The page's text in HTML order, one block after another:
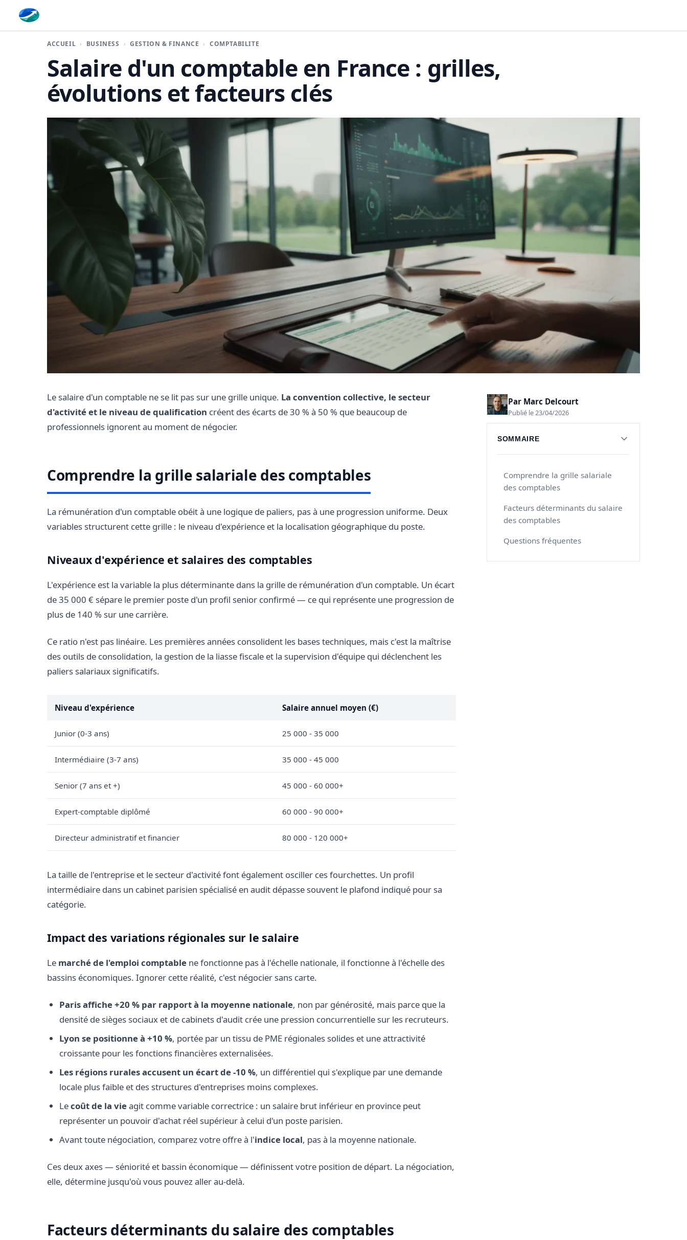
ACCUEIL BUSINESS GESTION & FINANCE COMPTABILITÉ
Salaire d'un comptable en France : grilles,
évolutions et facteurs clés
Par Marc Delcourt
Publié le 23/04/2026
SOMMAIRE
Comprendre la grille salariale
des comptables
Facteurs déterminants du salaire
des comptables
Questions fréquentes
Le salaire d'un comptable ne se lit pas sur une grille unique. La convention collective, le secteur
d'activité et le niveau de qualification créent des écarts de 30 % à 50 % que beaucoup de
professionnels ignorent au moment de négocier.
Comprendre la grille salariale des comptables
La rémunération d'un comptable obéit à une logique de paliers, pas à une progression uniforme. Deux
variables structurent cette grille : le niveau d'expérience et la localisation géographique du poste.
Niveaux d'expérience et salaires des comptables
L'expérience est la variable la plus déterminante dans la grille de rémunération d'un comptable. Un écart
de 35 000 € sépare le premier poste d'un profil senior confirmé — ce qui représente une progression de
plus de 140 % sur une carrière.
Ce ratio n'est pas linéaire. Les premières années consolident les bases techniques, mais c'est la maîtrise
des outils de consolidation, la gestion de la liasse fiscale et la supervision d'équipe qui déclenchent les
paliers salariaux significatifs.
Niveau d'expérience Salaire annuel moyen (€)
Junior (0-3 ans) 25 000 - 35 000
Intermédiaire (3-7 ans) 35 000 - 45 000
Senior (7 ans et +) 45 000 - 60 000+
Expert-comptable diplômé 60 000 - 90 000+
Directeur administratif et financier 80 000 - 120 000+
La taille de l'entreprise et le secteur d'activité font également osciller ces fourchettes. Un profil
intermédiaire dans un cabinet parisien spécialisé en audit dépasse souvent le plafond indiqué pour sa
catégorie.
Impact des variations régionales sur le salaire
Le marché de l'emploi comptable ne fonctionne pas à l'échelle nationale, il fonctionne à l'échelle des
bassins économiques. Ignorer cette réalité, c'est négocier sans carte.
Paris affiche +20 % par rapport à la moyenne nationale, non par générosité, mais parce que la
densité de sièges sociaux et de cabinets d'audit crée une pression concurrentielle sur les recruteurs.
Lyon se positionne à +10 %, portée par un tissu de PME régionales solides et une attractivité
croissante pour les fonctions financières externalisées.
Les régions rurales accusent un écart de -10 %, un différentiel qui s'explique par une demande
locale plus faible et des structures d'entreprises moins complexes.
Lecoût de la vieagit comme variable correctrice : un salaire brut inférieur en province peut
représenter un pouvoir d'achat réel supérieur à celui d'un poste parisien.
Avant toute négociation, comparez votre offre à l'indice local, pas à la moyenne nationale.
Ces deux axes — séniorité et bassin économique — définissent votre position de départ. La négociation,
elle, détermine jusqu'où vous pouvez aller au-delà.
Facteurs déterminants du salaire des comptables